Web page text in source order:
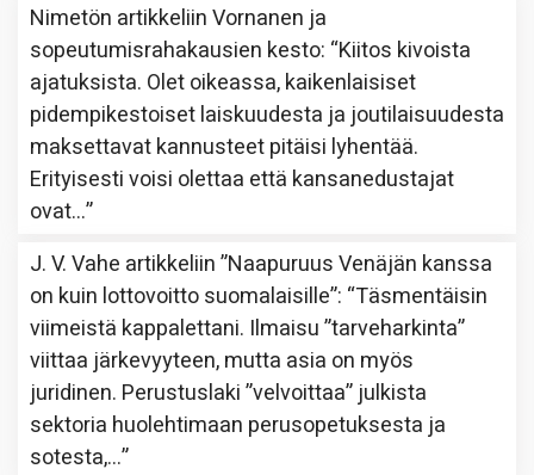
Nimetön artikkeliinVornanen ja
sopeutumisrahakausien kesto: “Kiitos kivoista
ajatuksista. Olet oikeassa, kaikenlaisiset
pidempikestoiset laiskuudesta ja joutilaisuudesta
maksettavat kannusteet pitäisi lyhentää.
Erityisesti voisi olettaa että kansanedustajat
ovat…”
J. V. Vahe artikkeliin”Naapuruus Venäjän kanssa
on kuin lottovoitto suomalaisille”: “Täsmentäisin
viimeistä kappalettani. Ilmaisu ”tarveharkinta”
viittaa järkevyyteen, mutta asia on myös
juridinen. Perustuslaki ”velvoittaa” julkista
sektoria huolehtimaan perusopetuksesta ja
sotesta,…”